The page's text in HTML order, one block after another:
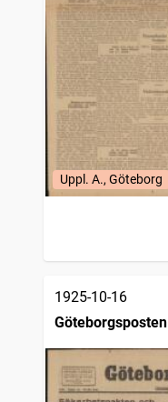
Uppl. A., Göteborg
1925-10-16
Göteborgsposten